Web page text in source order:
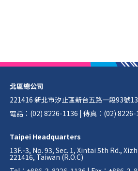
北區總公司
221416 新北市汐止區新台五路一段93號
電話：(02) 8226-1136 | 傳真：(02) 8226-
Taipei Headquarters
13F.-3, No. 93, Sec. 1, Xintai 5th Rd.,
221416, Taiwan (R.O.C)